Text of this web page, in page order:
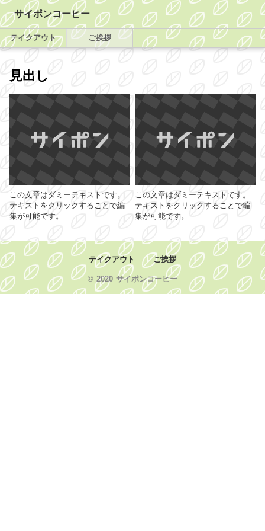
サイポンコーヒー
テイクアウト ご挨拶
見出し
この文章はダミーテキストです。
テキストをクリックすることで編
集が可能です。
この文章はダミーテキストです。
テキストをクリックすることで編
集が可能です。
テイクアウト ご挨拶
© 2020 サイポンコーヒー